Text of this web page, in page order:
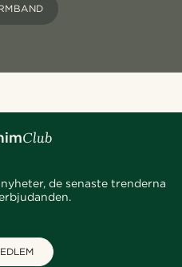
de senaste trenderna